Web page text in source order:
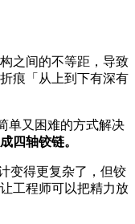
之间的不等距，导致
痕「从上到下有深有
单又困难的方式解决
四轴铰链。
变得更复杂了，但铰
工程师可以把精力放